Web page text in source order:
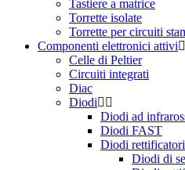
Tastiere a matrice
Torrette isolate
Torrette per circuiti
Componenti elettronici attivi
Celle di Peltier
Circuiti integrati
Diac
Diodi
Diodi ad
Diodi FAST
Diodi rettificatori
Diodi di